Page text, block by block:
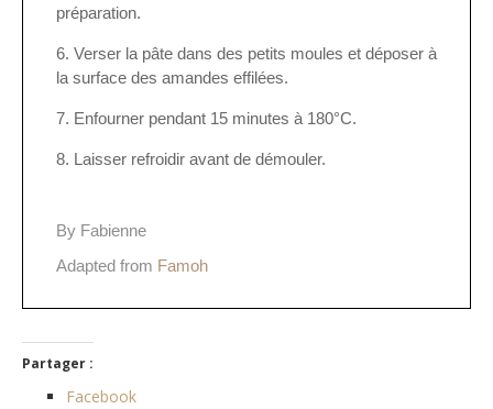
préparation.
Verser la pâte dans des petits moules et déposer à
la surface des amandes effilées.
Enfourner pendant 15 minutes à 180°C.
Laisser refroidir avant de démouler.
By Fabienne
Adapted from Famoh
Partager :
Facebook